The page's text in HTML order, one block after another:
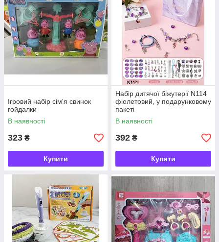
Ігровий набір сім'я свинок
гойдалки
В наявності
323 ₴
Купити
Набір дитячої біжутерії N114
фіолетовий, у подарунковому
пакеті
В наявності
392 ₴
Купити